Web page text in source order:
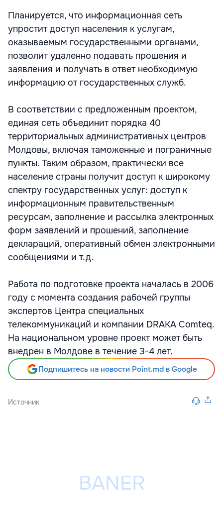
Планируется, что информационная сеть
упростит доступ населения к услугам,
оказываемым государственными органами,
позволит удаленно подавать прошения и
заявления и получать в ответ необходимую
информацию от государственных служб.
В соответствии с предложенным проектом,
единая сеть объединит порядка 40
территориальных административных центров
Молдовы, включая таможенные и пограничные
пункты. Таким образом, практически все
население страны получит доступ к широкому
спектру государственных услуг: доступ к
информационным правительственным
ресурсам, заполнение и рассылка электронных
форм заявлений и прошений, заполнение
деклараций, оперативный обмен электронными
сообщениями и т.д.
Работа по подготовке проекта началась в 2006
году с момента создания рабочей группы
экспертов Центра специальных
телекоммуникаций и компании DRAKA Comteq.
На национальном уровне проект может быть
внедрен в Молдове в течение 3-4 лет.
Подпишитесь на новости Point.md в Google
Источник